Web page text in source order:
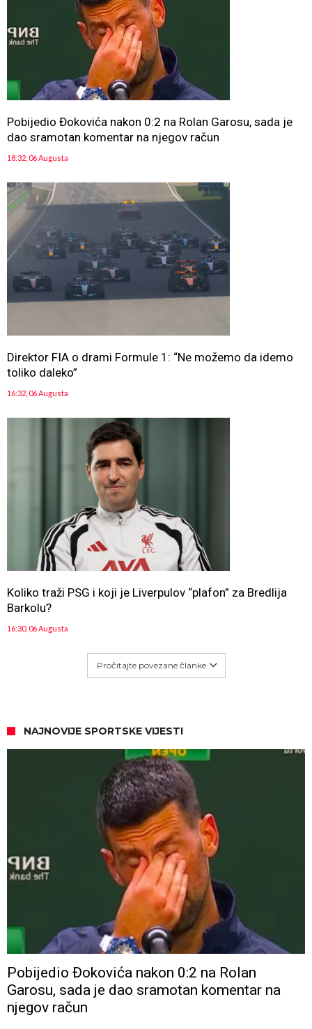
Pobijedio Đokovića nakon 0:2 na Rolan Garosu, sada je
dao sramotan komentar na njegov račun
18:32, 06 Augusta
Direktor FIA o drami Formule 1: “Ne možemo da idemo
toliko daleko”
16:32, 06 Augusta
Koliko traži PSG i koji je Liverpulov “plafon” za Bredlija
Barkolu?
16:30, 06 Augusta
Pročitajte povezane članke
NAJNOVIJE SPORTSKE VIJESTI
Pobijedio Đokovića nakon 0:2 na Rolan
Garosu, sada je dao sramotan komentar na
njegov račun